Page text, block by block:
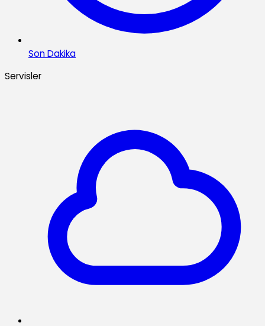
Son Dakika
Servisler